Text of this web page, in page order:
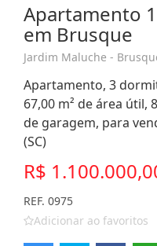
Apartamento
em Brusque
Jardim Maluche -
Apartamento, 3
67,00 m² de área útil,
de garagem, para
(SC)
R$
REF. 0975
Adicionar ao favoritos